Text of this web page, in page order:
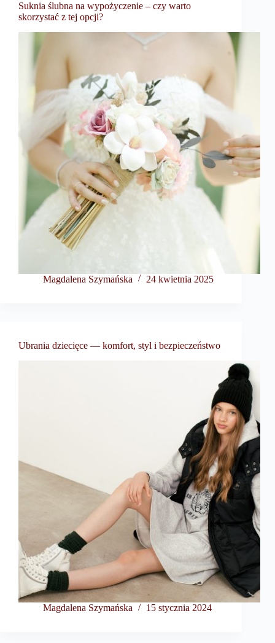
Suknia ślubna na wypożyczenie – czy warto
skorzystać z tej opcji?
Magdalena Szymańska 24 kwietnia 2025
Ubrania dziecięce — komfort, styl i bezpieczeństwo
Magdalena Szymańska 15 stycznia 2024